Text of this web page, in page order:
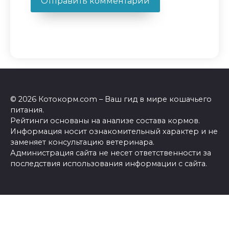
© 2026 Котокорм.com – Ваш гид в мире кошачьего
питания.
Рейтинги основаны на анализе состава кормов.
Информация носит ознакомительный характер и не
заменяет консультацию ветеринара.
Администрация сайта не несет ответственности за
последствия использования информации с сайта.